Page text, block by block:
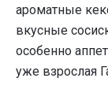
ароматные
вкусные
особенно
уже взрослая